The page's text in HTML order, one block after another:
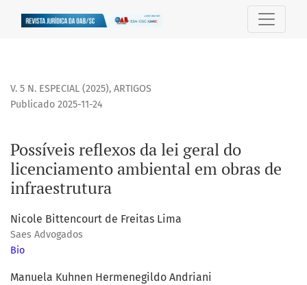
Possíveis reflexos da lei geral do licenciamento ambiental
V. 5 N. ESPECIAL (2025), ARTIGOS
Possíveis reflexos da lei geral do
licenciamento ambiental em obras de
infraestrutura
Publicado 2025-11-24
Nicole Bittencourt de Freitas Lima
Saes Advogados
Bio
Manuela Kuhnen Hermenegildo Andriani